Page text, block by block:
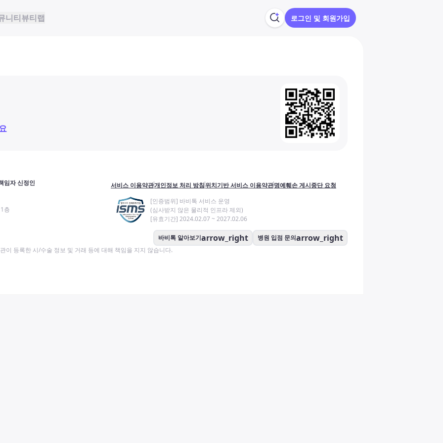
니티뷰티랩 로그인 및 회원가입
임자 신정인
층
서비스 이용약관개인정보 처리 방침위치기반 서비스 이용약관명예훼손 게시중단 요청
[인증범위] 바비톡 서비스 운영
(심사받지 않은 물리적 인프라 제외)
[유효기간] 2024.02.07 ~ 2027.02.06
바비톡 알아보기arrow_right 병원 입점 문의arrow_right
이 등록한 시/수술 정보 및 거래 등에 대해 책임을 지지 않습니다.